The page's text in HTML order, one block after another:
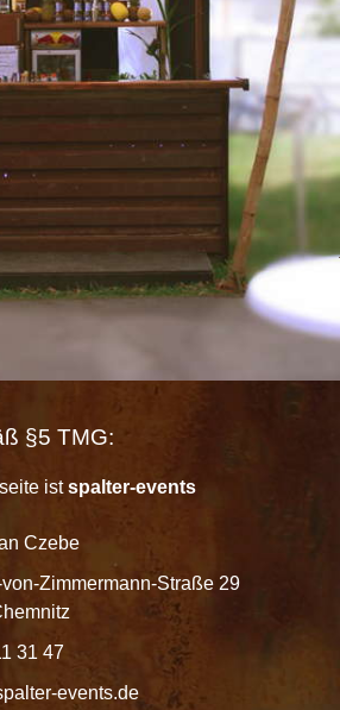
§5 TMG:
istspalter-events
Czebe
Zimmermann-Straße 29
31 47
events.de